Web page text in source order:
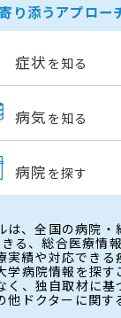
り添うアプロー
症状 を知る
病気 を知る
病院 を探す
は、全国の病院・
る、総合医療情報
実績や対応できる
病院情報を探す
く、独自取材に基
ドクターに関す